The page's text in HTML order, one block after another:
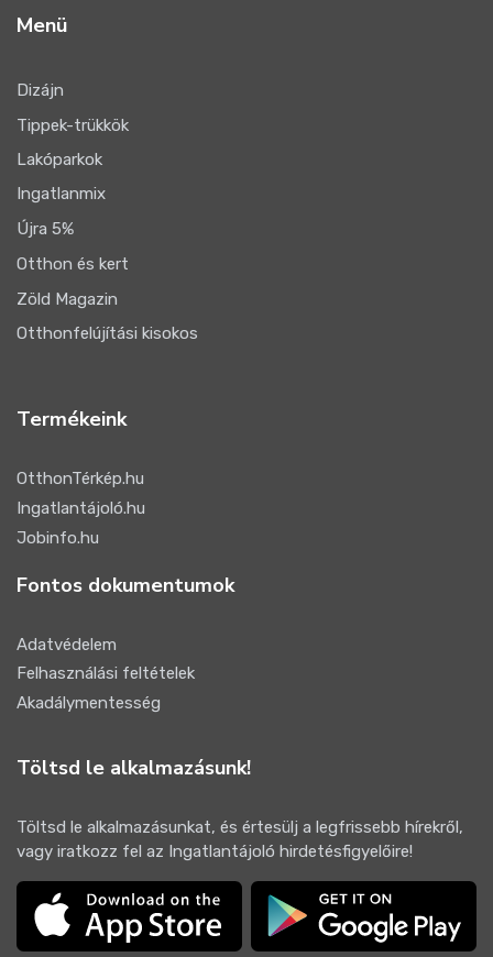
Menü
Dizájn
Tippek-trükkök
Lakóparkok
Ingatlanmix
Újra 5%
Otthon és kert
Zöld Magazin
Otthonfelújítási kisokos
Termékeink
OtthonTérkép.hu
Ingatlantájoló.hu
Jobinfo.hu
Fontos dokumentumok
Adatvédelem
Felhasználási feltételek
Akadálymentesség
Töltsd le alkalmazásunk!
Töltsd le alkalmazásunkat, és értesülj a legfrissebb hírekről,
vagy iratkozz fel az Ingatlantájoló hirdetésfigyelőire!